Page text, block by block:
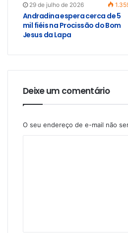
29 de julho de 2026
Andradina espera cerca de 5
mil fiéis na Procissão do Bom
Jesus da Lapa
Deixe um comentário
O seu endereço de e-mail não